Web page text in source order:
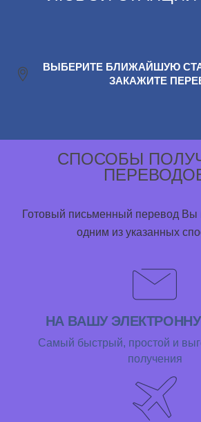
ВЫБЕРИТЕ БЛИЖАЙШУЮ
ЗАКАЖИТЕ
СПОСОБЫ
Готовый письменный перевод Вы
одним из указанных
НА ВАШУ
Самый быстрый, простой и
получения